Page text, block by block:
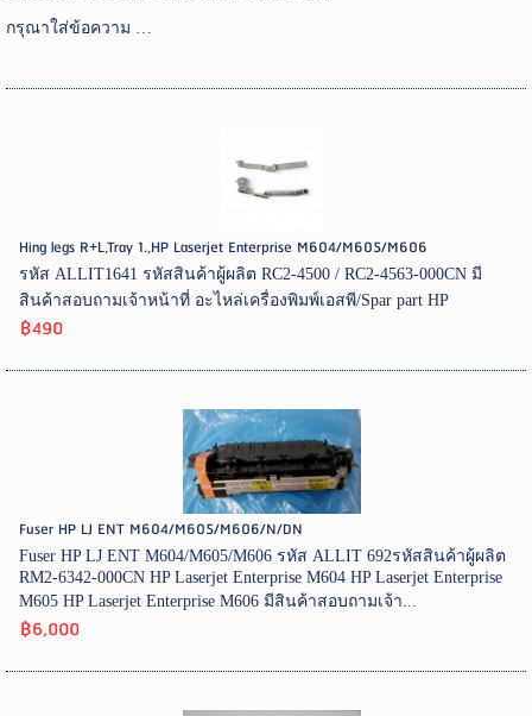
กรุณาใส่ข้อความ …
Hing legs R+L,Tray 1.,HP Laserjet Enterprise M604/M605/M606
รหัส ALLIT1641 รหัสสินค้าผู้ผลิต RC2-4500 / RC2-4563-000CN มี
สินค้าสอบถามเจ้าหน้าที่ อะไหล่เครื่องพิมพ์เอสพี/Spar part HP
฿490
Fuser HP LJ ENT M604/M605/M606/N/DN
Fuser HP LJ ENT M604/M605/M606 รหัส ALLIT 692รหัสสินค้าผู้ผลิต
RM2-6342-000CN HP Laserjet Enterprise M604 HP Laserjet Enterprise
M605 HP Laserjet Enterprise M606 มีสินค้าสอบถามเจ้า...
฿6,000